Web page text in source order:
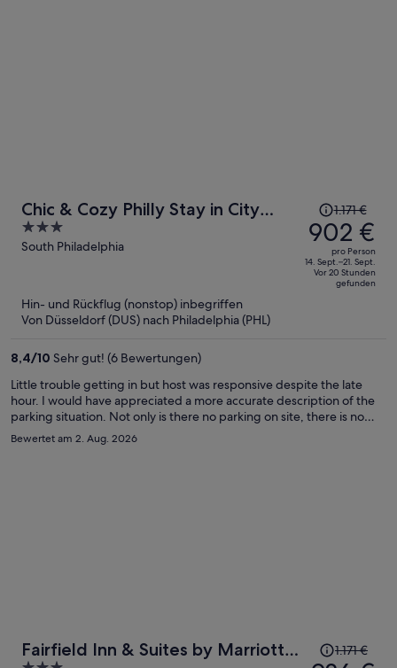
Chic & Cozy Philly Stay in City
Center
3
out
South Philadelphia
Der
Preis
betrug
1.171 €,
jetzt
1.171 €
902 €
pro Person
14. Sept.–21. Sept.
Vor 20 Stunden
gefunden
Hin- und Rückflug (nonstop) inbegriffen
Von Düsseldorf (DUS) nach Philadelphia (PHL)
8,4/10 Sehr gut! (6 Bewertungen)
Little trouble getting in but host was responsive despite the late
hour. I would have appreciated a more accurate description of the
parking situation. Not only is there no parking on site, there is no
parking anywhere close. The place is nice and roomy.
Bewertet am 2. Aug. 2026
Fairfield Inn & Suites by Marriott
Der1.171 €